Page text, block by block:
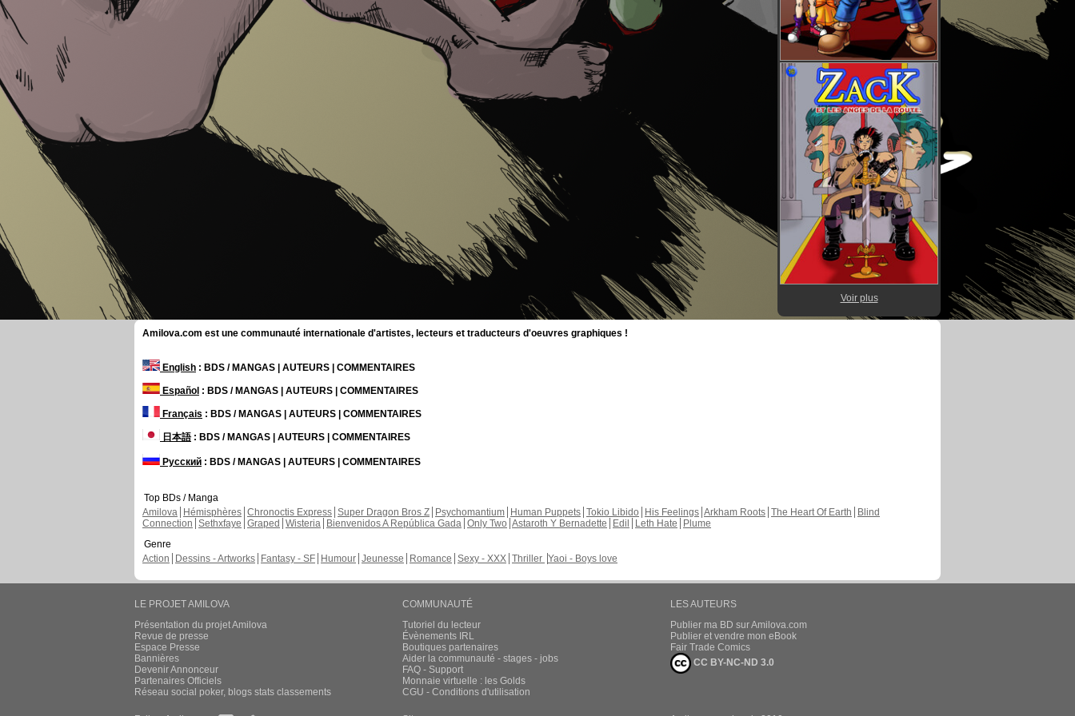
Voir plus
Amilova.com est une communauté internationale d'artistes, lecteurs et traducteurs d'oeuvres graphiques !
English : BDS / MANGAS | AUTEURS | COMMENTAIRES
Español : BDS / MANGAS | AUTEURS | COMMENTAIRES
Français : BDS / MANGAS | AUTEURS | COMMENTAIRES
日本語: BDS / MANGAS | AUTEURS | COMMENTAIRES
Русский : BDS / MANGAS | AUTEURS | COMMENTAIRES
Top BDs / Manga
Amilova
Hémisphères Chronoctis Express Super Dragon Bros Z Psychomantium Human Puppets Tokio Libido His Feelings Arkham Roots The Heart Of Earth
Blind
Connection Sethxfaye Graped Wisteria Bienvenidos A República Gada Only Two Astaroth Y Bernadette Edil Leth Hate
Plume
Genre
Action
Dessins - Artworks Fantasy - SF Humour Jeunesse Romance Sexy - XXX Thriller Yaoi - Boys love
LE PROJET AMILOVA
Présentation du projet Amilova
Revue de presse
Espace Presse
Bannières
Devenir Annonceur
Partenaires Officiels
Réseau social poker, blogs stats classements
COMMUNAUTÉ
Tutoriel du lecteur
Évènements IRL
Boutiques partenaires
Aider la communauté - stages - jobs
FAQ - Support
Monnaie virtuelle : les Golds
CGU - Conditions d'utilisation
LES AUTEURS
Publier ma BD sur Amilova.com
Publier et vendre mon eBook
Fair Trade Comics
CC BY-NC-ND 3.0